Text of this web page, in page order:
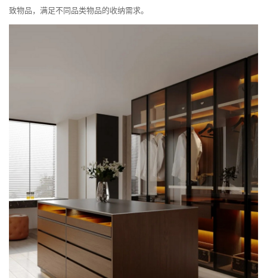
致物品，满足不同品类物品的收纳需求。